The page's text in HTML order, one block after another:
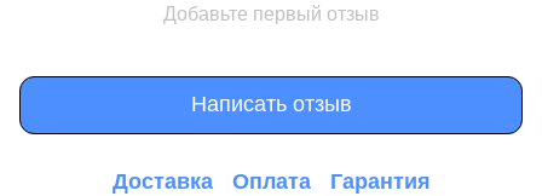
Добавьте первый отзыв
Написать отзыв
Доставка Оплата Гарантия